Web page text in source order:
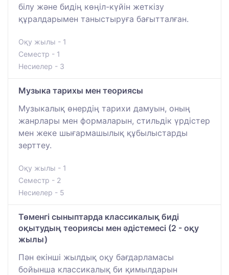
білу және бидің көңіл-күйін жеткізу
құралдарымен таныстыруға бағытталған.
Оқу жылы - 1
Семестр - 1
Несиелер - 3
Музыка тарихы мен теориясы
Музыкалық өнердің тарихи дамуын, оның
жанрлары мен формаларын, стильдік үрдістер
мен жеке шығармашылық құбылыстарды
зерттеу.
Оқу жылы - 1
Семестр - 2
Несиелер - 5
Төменгі сыныптарда классикалық биді
оқытудың теориясы мен әдістемесі (2 - оқу
жылы)
Пән екінші жылдық оқу бағдарламасы
бойынша классикалық би қимылдарын